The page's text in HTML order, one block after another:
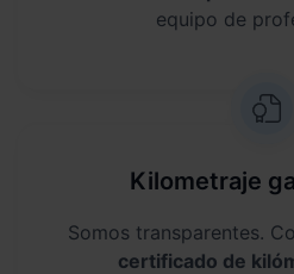
equipo de
Kilometraje
Somos transparentes.
certificado de